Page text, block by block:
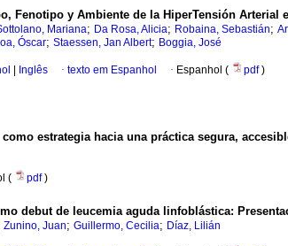
Fenotipo y Ambiente de la HiperTensión
Mariana; Da Rosa, Alicia; Robaina, Sebastián;
Óscar; Staessen, Jan Albert; Boggia, José
Inglês · texto em Espanhol · Espanhol ( pdf)
estrategia hacia una práctica segura,
( pdf)
debut de leucemia aguda linfoblástica:
Zunino, Juan; Guillermo, Cecilia; Díaz, Lilián